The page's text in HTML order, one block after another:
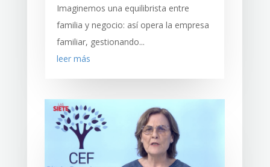
Imaginemos una equilibrista entre
familia y negocio: así opera la empresa
familiar, gestionando...
leer más